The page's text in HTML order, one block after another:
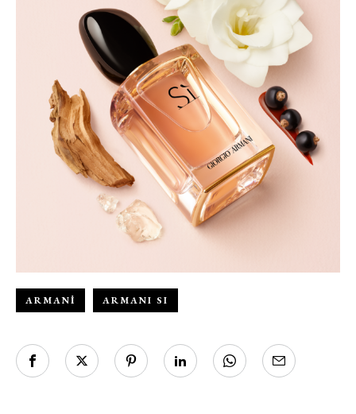
soyad ve e-posta adresi verilerimin
işlenmesine açık rıza veriyorum.
KAYDET KAPAT
ARMANI ARMANI SI